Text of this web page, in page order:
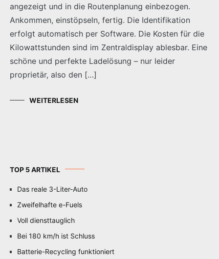
angezeigt und in die Routenplanung einbezogen.
Ankommen, einstöpseln, fertig. Die Identifikation
erfolgt automatisch per Software. Die Kosten für die
Kilowattstunden sind im Zentraldisplay ablesbar. Eine
schöne und perfekte Ladelösung – nur leider
proprietär, also den […]
WEITERLESEN
TOP 5 ARTIKEL
Das reale 3-Liter-Auto
Zweifelhafte e-Fuels
Voll diensttauglich
Bei 180 km/h ist Schluss
Batterie-Recycling funktioniert